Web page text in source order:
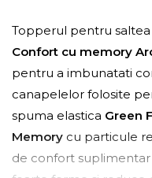
Topperul pentru saltea
Confort cu memory
pentru a imbunatati
canapelelor folosite
spuma elastica Green
Memory cu particule
de confort